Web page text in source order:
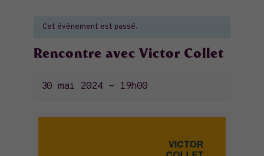
Cet évènement est passé.
Rencontre avec Victor Collet
30 mai 2024 - 19h00